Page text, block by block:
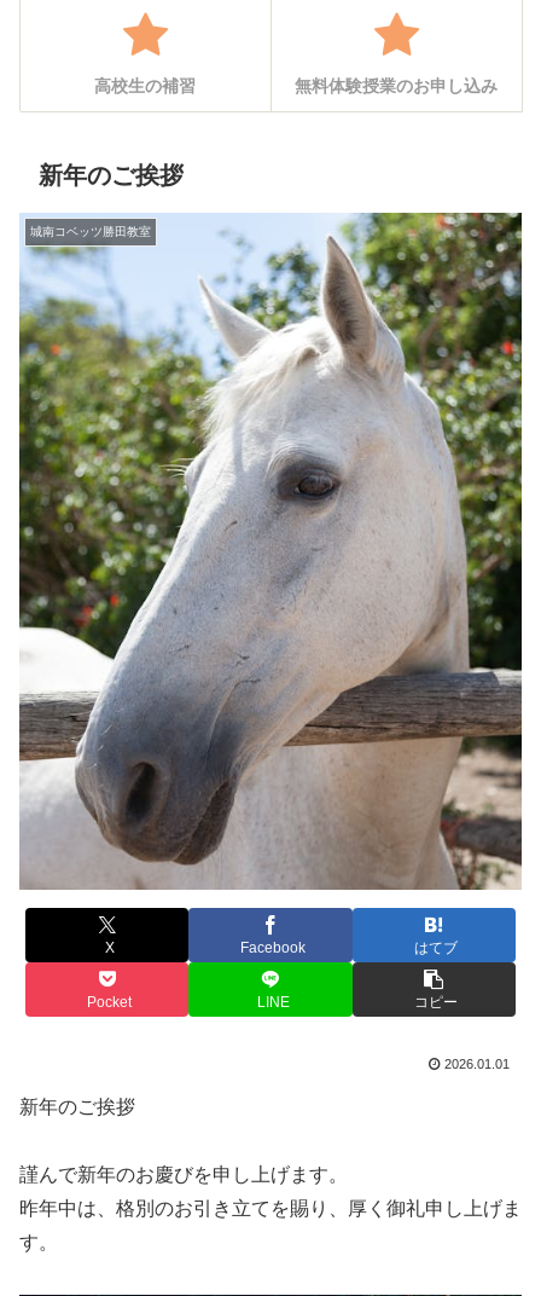
高校生の補習 無料体験授業のお申し込み
新年のご挨拶
城南コベッツ勝田教室
X Facebook はてブ
Pocket LINE コピー
2026.01.01
新年のご挨拶
謹んで新年のお慶びを申し上げます。
昨年中は、格別のお引き立てを賜り、厚く御礼申し上げま
す。